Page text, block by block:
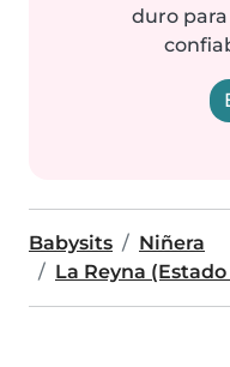
duro
Babysits
Niñera
La Reyna